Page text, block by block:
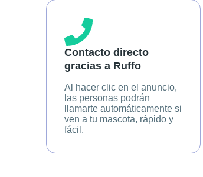
Contacto directo
gracias a Ruffo
Al hacer clic en el anuncio,
las personas podrán
llamarte automáticamente si
ven a tu mascota, rápido y
fácil.